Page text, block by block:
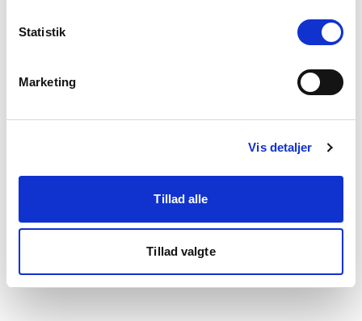
Statistik
Marketing
Vis detaljer
Tillad alle
Tillad valgte